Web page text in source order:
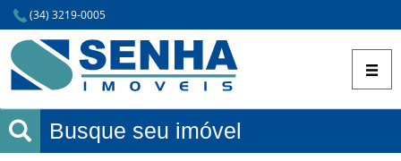
(34) 3219-0005
Busque seu imóvel